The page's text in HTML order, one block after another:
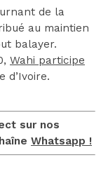
de la
au maintien
balayer.
Wahi participe
d’Ivoire.
sur nos
Whatsapp !